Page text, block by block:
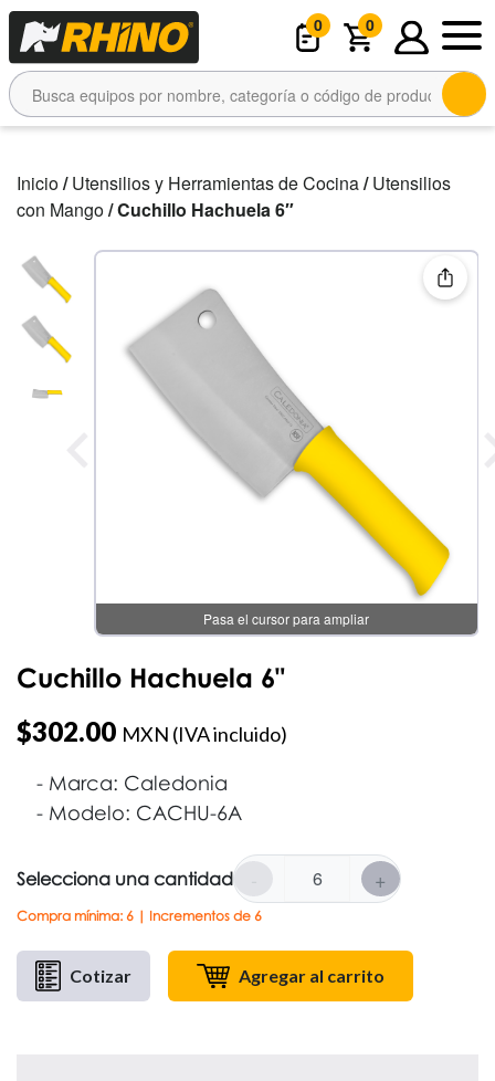
0 0
Inicio/Utensilios y Herramientas de Cocina/Utensilios
con Mango/ Cuchillo Hachuela 6″
Pasa el cursor para ampliar
Cuchillo Hachuela 6"
$302.00 MXN (IVA incluido)
Marca: Caledonia
Modelo: CACHU-6A
Selecciona una cantidad +
Compra mínima: 6 | Incrementos de 6
Cotizar Agregar al carrito